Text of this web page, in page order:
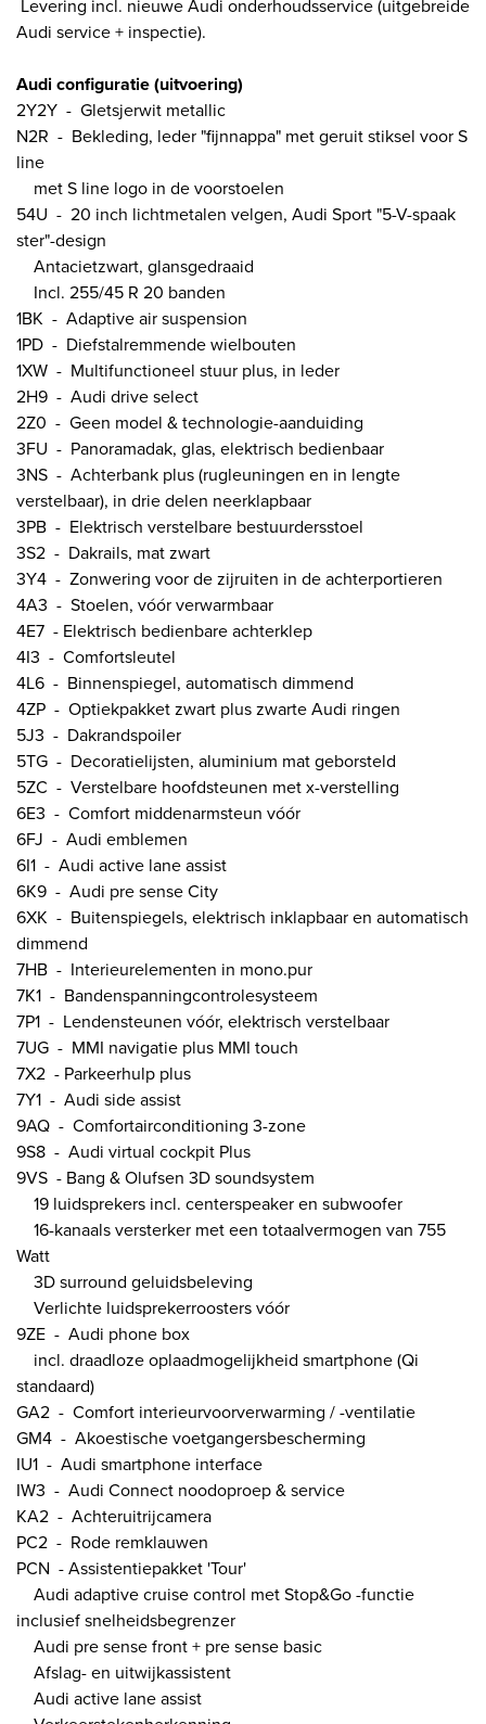
Levering incl. nieuwe Audi onderhoudsservice (uitgebreide
Audi service + inspectie).
Audi configuratie (uitvoering)
2Y2Y - Gletsjerwit metallic
N2R - Bekleding, leder "fijnnappa" met geruit stiksel voor S
line
met S line logo in de voorstoelen
54U - 20 inch lichtmetalen velgen, Audi Sport "5-V-spaak
ster"-design
Antacietzwart, glansgedraaid
Incl. 255/45 R 20 banden
1BK - Adaptive air suspension
1PD - Diefstalremmende wielbouten
1XW - Multifunctioneel stuur plus, in leder
2H9 - Audi drive select
2Z0 - Geen model & technologie-aanduiding
3FU - Panoramadak, glas, elektrisch bedienbaar
3NS - Achterbank plus (rugleuningen en in lengte
verstelbaar), in drie delen neerklapbaar
3PB - Elektrisch verstelbare bestuurdersstoel
3S2 - Dakrails, mat zwart
3Y4 - Zonwering voor de zijruiten in de achterportieren
4A3 - Stoelen, vóór verwarmbaar
4E7 - Elektrisch bedienbare achterklep
4I3 - Comfortsleutel
4L6 - Binnenspiegel, automatisch dimmend
4ZP - Optiekpakket zwart plus zwarte Audi ringen
5J3 - Dakrandspoiler
5TG - Decoratielijsten, aluminium mat geborsteld
5ZC - Verstelbare hoofdsteunen met x-verstelling
6E3 - Comfort middenarmsteun vóór
6FJ - Audi emblemen
6I1 - Audi active lane assist
6K9 - Audi pre sense City
6XK - Buitenspiegels, elektrisch inklapbaar en automatisch
dimmend
7HB - Interieurelementen in mono.pur
7K1 - Bandenspanningcontrolesysteem
7P1 - Lendensteunen vóór, elektrisch verstelbaar
7UG - MMI navigatie plus MMI touch
7X2 - Parkeerhulp plus
7Y1 - Audi side assist
9AQ - Comfortairconditioning 3-zone
9S8 - Audi virtual cockpit Plus
9VS - Bang & Olufsen 3D soundsystem
19 luidsprekers incl. centerspeaker en subwoofer
16-kanaals versterker met een totaalvermogen van 755
Watt
3D surround geluidsbeleving
Verlichte luidsprekerroosters vóór
9ZE - Audi phone box
incl. draadloze oplaadmogelijkheid smartphone (Qi
standaard)
GA2 - Comfort interieurvoorverwarming / -ventilatie
GM4 - Akoestische voetgangersbescherming
IU1 - Audi smartphone interface
IW3 - Audi Connect noodoproep & service
KA2 - Achteruitrijcamera
PC2 - Rode remklauwen
PCN - Assistentiepakket 'Tour'
Audi adaptive cruise control met Stop&Go -functie
inclusief snelheidsbegrenzer
Audi pre sense front + pre sense basic
Afslag- en uitwijkassistent
Audi active lane assist